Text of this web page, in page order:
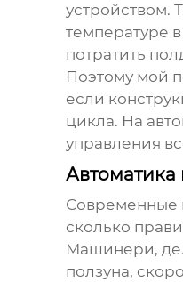
устройством.
температуре
потратить
Поэтому мой
если
цикла. На
управления
Автоматика
Современные
сколько
Машинери,
ползуна,